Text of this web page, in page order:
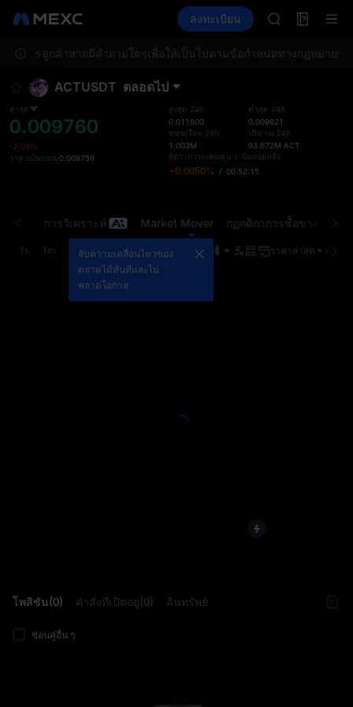
TradFi ข้อมูล กิจกรรม
ลงทะเบียน
SKYAI
SPCX พุ่งแม้ล็
SKYAI
สมัครสมาชิกต
SPCX พุ่งแม้ล็
ริการลูกค้าหากมีคำถามใดๆเพื่อให้เป็นไปตามข้อกำหนดทางกฎหมายท้
ACTUSDT ตลอดไป
ล่าสุด
0.009760
-2.09%
ราคาเป็นธรรม0.009759
สูงสุด 24h
0.011600
หมุนเวียน 24h
1.003M
ต่ำสุด 24h
0.009621
ปริมาณ 24h
93.672M ACT
อัตราการระดมทุน / นับถอยหลัง
+0.0050% / 00:52:15
โพสิชัน(0) คำสั่งที่เปิดอยู่(0) สินทรัพย์
ซ่อนคู่อื่น ๆ
การวิเคราะห์ Market Mover กฏกติกาการซื้อขาย
1s 1m 5m 15m 1H 4H ราคาล่าสุด
จับความเคลื่อนไหวของ
ตลาดได้ทันทีและไม่
พลาดโอกาส